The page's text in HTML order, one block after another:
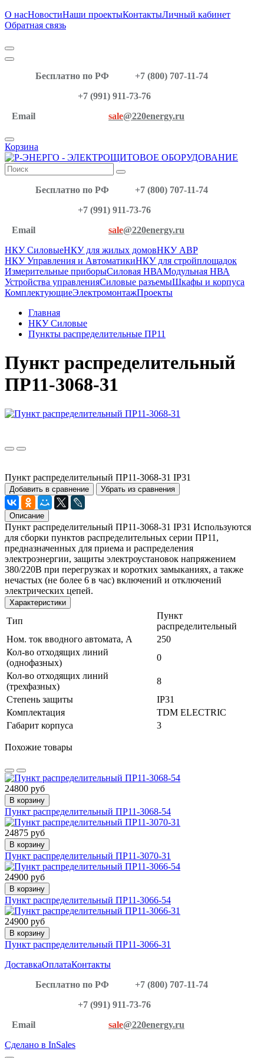
О насНовостиНаши проектыКонтактыЛичный кабинет
Обратная связь
Бесплатно по РФ
+7 (800) 707-11-74
+7 (991) 911-73-76
Email
sale@220energy.ru
Корзина
Бесплатно по РФ
+7 (800) 707-11-74
+7 (991) 911-73-76
Email
sale@220energy.ru
НКУ СиловыеНКУ для жилых домовНКУ АВР
НКУ Управления и АвтоматикиНКУ для стройплощадок
Измерительные приборыСиловая НВАМодульная НВА
Устройства управленияСиловые разъемыШкафы и корпуса
КомплектующиеЭлектромонтажПроекты
Главная
НКУ Силовые
Пункты распределительные ПР11
Пункт распределительный
ПР11-3068-31
Пункт распределительный ПР11-3068-31 IP31
Добавить в сравнение Убрать из сравнения
Описание
Пункт распределительный ПР11-3068-31 IP31 Используются
для сборки пунктов распределительных серии ПР11,
предназначенных для приема и распределения
электроэнергии, защиты электроустановок напряжением
380/220В при перегрузках и коротких замыканиях, а также
нечастых (не более 6 в час) включений и отключений
электрических цепей.
Характеристики
Тип
Пункт
распределительный
Ном. ток вводного автомата, А
250
Кол-во отходящих линий
(однофазных)
0
Кол-во отходящих линий
(трехфазных)
8
Степень защиты
IP31
Комплектация
TDM ELECTRIC
Габарит корпуса
3
Похожие товары
24800 руб
В корзину
Пункт распределительный ПР11-3068-54
24875 руб
В корзину
Пункт распределительный ПР11-3070-31
24900 руб
В корзину
Пункт распределительный ПР11-3066-54
24900 руб
В корзину
Пункт распределительный ПР11-3066-31
ДоставкаОплатаКонтакты
Бесплатно по РФ
+7 (800) 707-11-74
+7 (991) 911-73-76
Email
sale@220energy.ru
Сделано в InSales